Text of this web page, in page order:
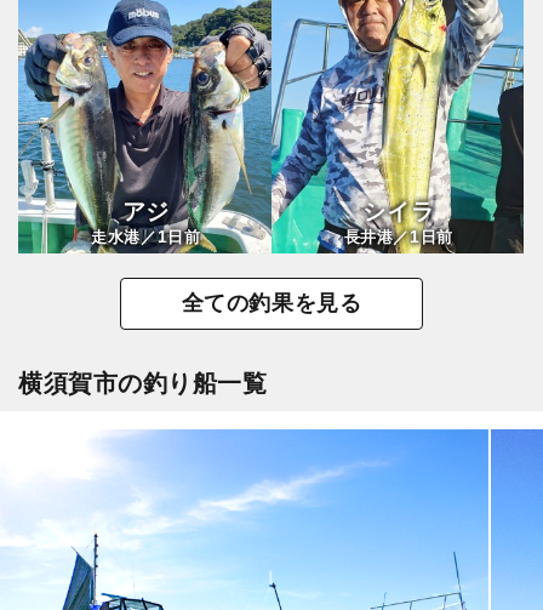
アジ
走水港／1日前
シイラ
長井港／1日前
全ての釣果を見る
横須賀市の釣り船一覧